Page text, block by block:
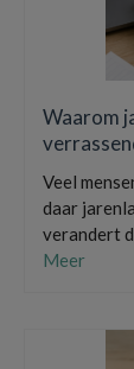
Waarom
Veel
daar
verandert
Meer